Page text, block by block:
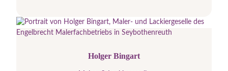
Holger Bingart